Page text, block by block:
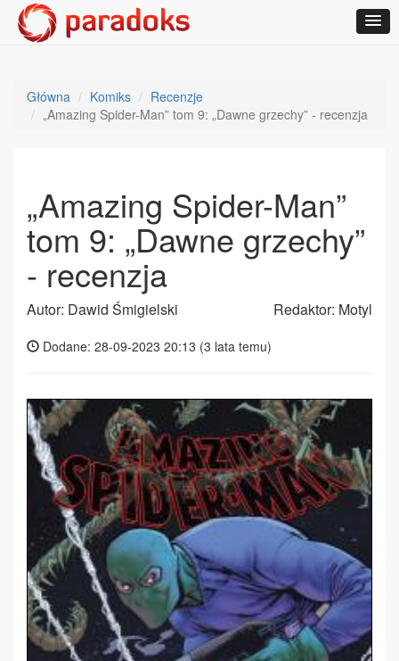
Główna Komiks
Recenzje
„Amazing Spider-Man” tom 9: „Dawne grzechy” - recenzja
„Amazing Spider-Man”
tom 9: „Dawne grzechy”
- recenzja
Autor: Dawid Śmigielski Redaktor: Motyl
Dodane: 28-09-2023 20:13 (3 lata temu)